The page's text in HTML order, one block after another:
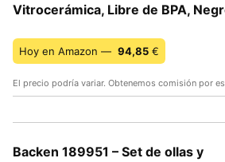
Vitrocerámica, Libre de BPA,
Hoy en Amazon — 94,85 €
El precio podría variar. Obtenemos comisión por
Backen 189951 – Set de ollas y